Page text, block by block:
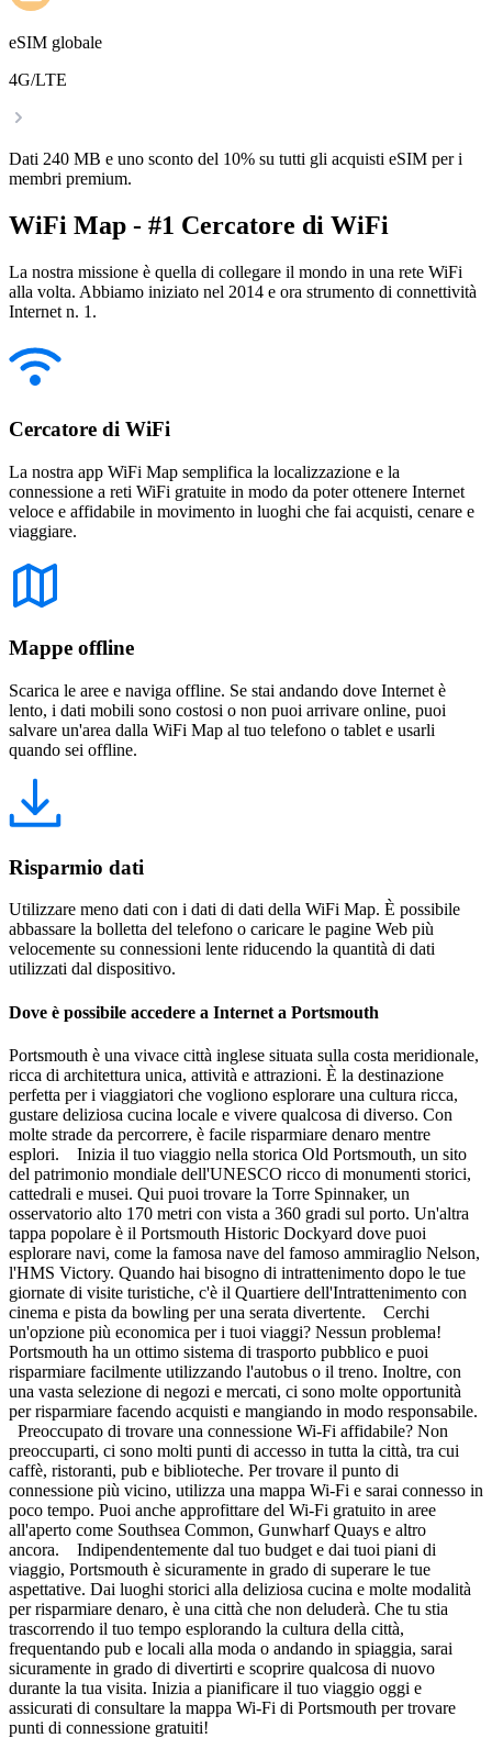
eSIM globale
4G/LTE
Dati 240 MB e uno sconto del 10% su tutti gli acquisti eSIM per i
membri premium.
WiFi Map - #1 Cercatore di WiFi
La nostra missione è quella di collegare il mondo in una rete WiFi
alla volta. Abbiamo iniziato nel 2014 e ora strumento di connettività
Internet n. 1.
Cercatore di WiFi
La nostra app WiFi Map semplifica la localizzazione e la
connessione a reti WiFi gratuite in modo da poter ottenere Internet
veloce e affidabile in movimento in luoghi che fai acquisti, cenare e
viaggiare.
Mappe offline
Scarica le aree e naviga offline. Se stai andando dove Internet è
lento, i dati mobili sono costosi o non puoi arrivare online, puoi
salvare un'area dalla WiFi Map al tuo telefono o tablet e usarli
quando sei offline.
Risparmio dati
Utilizzare meno dati con i dati di dati della WiFi Map. È possibile
abbassare la bolletta del telefono o caricare le pagine Web più
velocemente su connessioni lente riducendo la quantità di dati
utilizzati dal dispositivo.
Dove è possibile accedere a Internet a Portsmouth
Portsmouth è una vivace città inglese situata sulla costa meridionale,
ricca di architettura unica, attività e attrazioni. È la destinazione
perfetta per i viaggiatori che vogliono esplorare una cultura ricca,
gustare deliziosa cucina locale e vivere qualcosa di diverso. Con
molte strade da percorrere, è facile risparmiare denaro mentre
esplori. Inizia il tuo viaggio nella storica Old Portsmouth, un sito
del patrimonio mondiale dell'UNESCO ricco di monumenti storici,
cattedrali e musei. Qui puoi trovare la Torre Spinnaker, un
osservatorio alto 170 metri con vista a 360 gradi sul porto. Un'altra
tappa popolare è il Portsmouth Historic Dockyard dove puoi
esplorare navi, come la famosa nave del famoso ammiraglio Nelson,
l'HMS Victory. Quando hai bisogno di intrattenimento dopo le tue
giornate di visite turistiche, c'è il Quartiere dell'Intrattenimento con
cinema e pista da bowling per una serata divertente. Cerchi
un'opzione più economica per i tuoi viaggi? Nessun problema!
Portsmouth ha un ottimo sistema di trasporto pubblico e puoi
risparmiare facilmente utilizzando l'autobus o il treno. Inoltre, con
una vasta selezione di negozi e mercati, ci sono molte opportunità
per risparmiare facendo acquisti e mangiando in modo responsabile.
Preoccupato di trovare una connessione Wi-Fi affidabile? Non
preoccuparti, ci sono molti punti di accesso in tutta la città, tra cui
caffè, ristoranti, pub e biblioteche. Per trovare il punto di
connessione più vicino, utilizza una mappa Wi-Fi e sarai connesso in
poco tempo. Puoi anche approfittare del Wi-Fi gratuito in aree
all'aperto come Southsea Common, Gunwharf Quays e altro
ancora. Indipendentemente dal tuo budget e dai tuoi piani di
viaggio, Portsmouth è sicuramente in grado di superare le tue
aspettative. Dai luoghi storici alla deliziosa cucina e molte modalità
per risparmiare denaro, è una città che non deluderà. Che tu stia
trascorrendo il tuo tempo esplorando la cultura della città,
frequentando pub e locali alla moda o andando in spiaggia, sarai
sicuramente in grado di divertirti e scoprire qualcosa di nuovo
durante la tua visita. Inizia a pianificare il tuo viaggio oggi e
assicurati di consultare la mappa Wi-Fi di Portsmouth per trovare
punti di connessione gratuiti!